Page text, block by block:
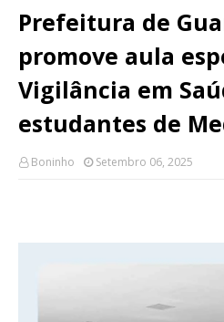
Prefeitura de
promove aula
Vigilância em
estudantes de
Boninho Setembro 06, 2025